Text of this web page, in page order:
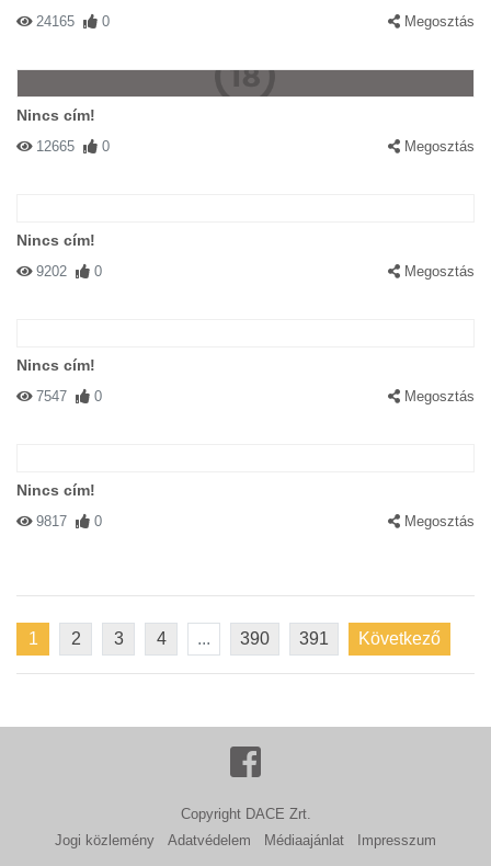
24165 0 Megosztás
Nincs cím!
12665 0 Megosztás
Nincs cím!
9202 0 Megosztás
Nincs cím!
7547 0 Megosztás
Nincs cím!
9817 0 Megosztás
1 2 3 4 ... 390 391 Következő
Copyright DACE Zrt.
Jogi közlemény
Adatvédelem Médiaajánlat Impresszum